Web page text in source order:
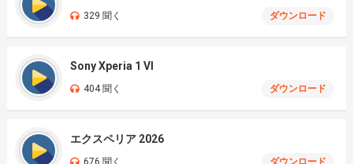
329 聞く ダウンロード
Sony Xperia 1 VI
404 聞く ダウンロード
エクスペリア 2026
676 聞く ダウンロード